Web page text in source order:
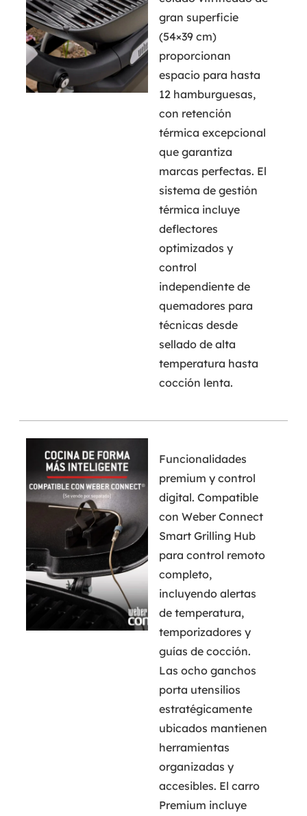
gran superficie
(54×39 cm)
proporcionan
espacio para hasta
12 hamburguesas,
con retención
térmica excepcional
que garantiza
marcas perfectas. El
sistema de gestión
térmica incluye
deflectores
optimizados y
control
independiente de
quemadores para
técnicas desde
sellado de alta
temperatura hasta
cocción lenta.
Funcionalidades
premium y control
digital. Compatible
con Weber Connect
Smart Grilling Hub
para control remoto
completo,
incluyendo alertas
de temperatura,
temporizadores y
guías de cocción.
Las ocho ganchos
porta utensilios
estratégicamente
ubicados mantienen
herramientas
organizadas y
accesibles. El carro
Premium incluye